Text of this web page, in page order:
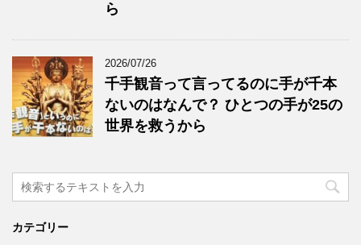
ら
2026/07/26
千手観音って言ってるのに手が千本
ないのはなんで？ ひとつの手が25の
世界を救うから
カテゴリー